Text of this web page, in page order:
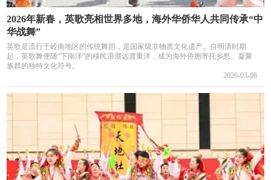
2026年新春，英歌亮相世界多地，海外华侨华人共同传承“中
华战舞”
英歌是流行于岭南地区的传统舞蹈，是国家级非物质文化遗产。自明清时期
起，英歌舞便随“下南洋”的移民浪潮远渡重洋，成为海外侨胞寄托乡愁、凝聚
族群的独特文化符号。
2026-03-06